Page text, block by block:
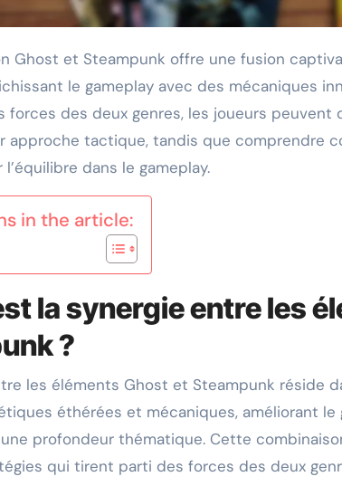
le gameplay avec des mécaniques
forces des deux genres, les joueurs
approche tactique, tandis que comprendre
dans le gameplay.
in the article:
la synergie entre les
?
les éléments Ghost et Steampunk réside
éthérées et mécaniques, améliorant
profondeur thématique. Cette
qui tirent parti des forces des deux